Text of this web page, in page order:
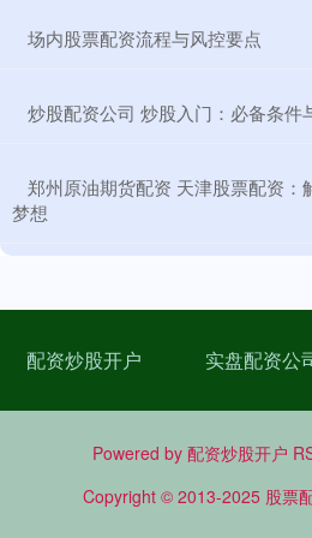
​场内股票配资流程与风控要点
炒股配资公司 炒股入门：必备条件
郑州原油期货配资 天津股票配资：
梦想
配资炒股开户 实盘配资公
Powered by 配资炒股开户
Copyright © 2013-2025 股票